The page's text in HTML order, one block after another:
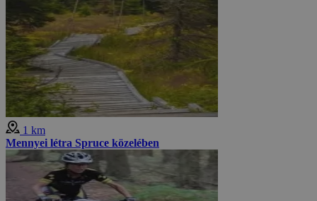
1 km
Mennyei létra Spruce közelében